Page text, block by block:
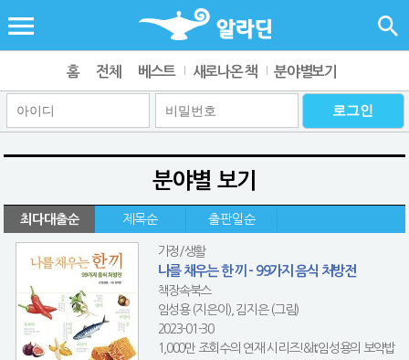
홈 전체 베스트 새로나온 책 분야별보기
분야별 보기
최다대출순 제목순 출판일순
가정/생활
나를 채우는 한 끼 - 99가지 음식 처방전
책장속북스
임성용 (지은이), 김지은 (그림)
2023-01-30
1,000만 조회수의 연재 시리즈!&lt;임성용의 보약밥